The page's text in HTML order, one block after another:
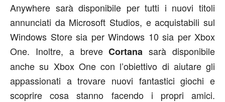
Anywhere sarà disponibile per tutti i nuovi titoli
annunciati da Microsoft Studios, e acquistabili sul
Windows Store sia per Windows 10 sia per Xbox
One. Inoltre, a breveCortana sarà disponibile
anche su Xbox One con l’obiettivo di aiutare gli
appassionati a trovare nuovi fantastici giochi e
scoprire cosa stanno facendo i propri amici.